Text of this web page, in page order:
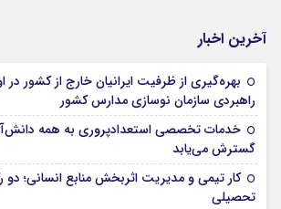
آخرین اخبار
بهره‌گیری از ظرفیت ایرانیان خارج از کشور در
راهبردی سازمان نوسازی مدارس کشور
خدمات تخصصی استعدادپروری به همه
گسترش می‌یابد
کار تیمی و مدیریت اثربخش منابع انسانی؛ دو
تحصیلی